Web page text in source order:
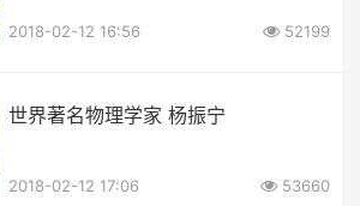
2018-02-12 16:56 52199
世界著名物理学家 杨振宁
2018-02-12 17:06 53660